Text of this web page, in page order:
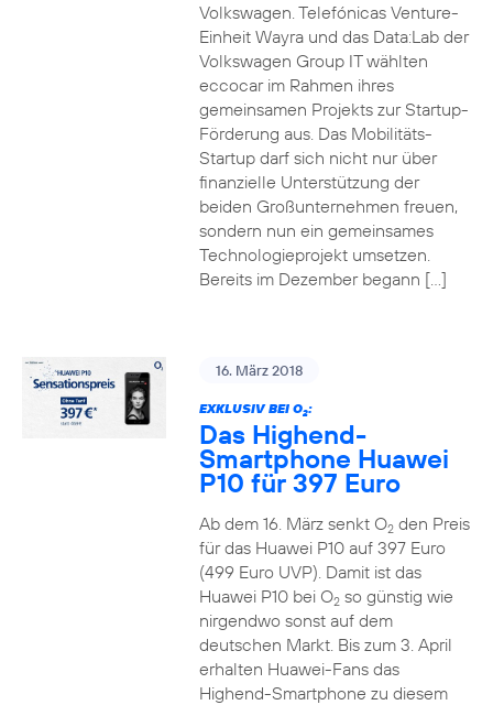
Volkswagen. Telefónicas Venture-
Einheit Wayra und das Data:Lab der
Volkswagen Group IT wählten
eccocar im Rahmen ihres
gemeinsamen Projekts zur Startup-
Förderung aus. Das Mobilitäts-
Startup darf sich nicht nur über
finanzielle Unterstützung der
beiden Großunternehmen freuen,
sondern nun ein gemeinsames
Technologieprojekt umsetzen.
Bereits im Dezember begann […]
16. März 2018
EXKLUSIV BEI O2:
Das Highend-
Smartphone Huawei
P10 für 397 Euro
Ab dem 16. März senkt O2den Preis
für das Huawei P10 auf 397 Euro
(499 Euro UVP). Damit ist das
Huawei P10 bei O2so günstig wie
nirgendwo sonst auf dem
deutschen Markt. Bis zum 3. April
erhalten Huawei-Fans das
Highend-Smartphone zu diesem